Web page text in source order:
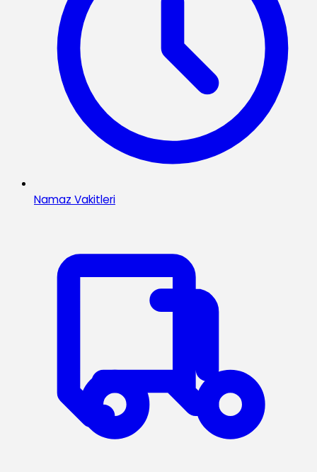
Namaz Vakitleri